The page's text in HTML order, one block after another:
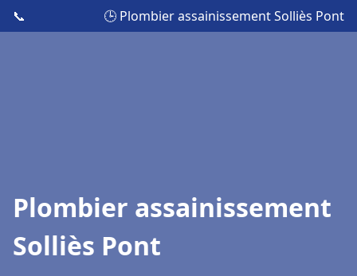
📞 🕒 Plombier assainissement Solliès Pont
Plombier assainissement
Solliès Pont